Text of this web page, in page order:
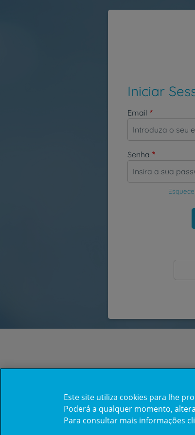
Iniciar
Email
Senha
Este site utiliza cookies para lhe
Poderá a qualquer momento,
Para consultar mais informações